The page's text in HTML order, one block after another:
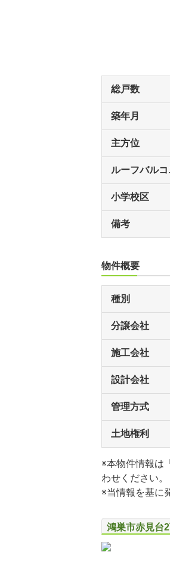
総戸数
築年月
主方位
ルーフバル
小学校区
備考
物件概要
種別
分譲会社
施工会社
設計会社
管理方式
土地権利
※本物件情報は「
わせください。
※当情報を基に
鴻巣市赤見台